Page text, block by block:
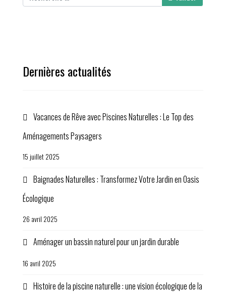
Dernières actualités
Vacances de Rêve avec Piscines Naturelles : Le Top des
Aménagements Paysagers
15 juillet 2025
Baignades Naturelles : Transformez Votre Jardin en Oasis
Écologique
26 avril 2025
Aménager un bassin naturel pour un jardin durable
16 avril 2025
Histoire de la piscine naturelle : une vision écologique de la